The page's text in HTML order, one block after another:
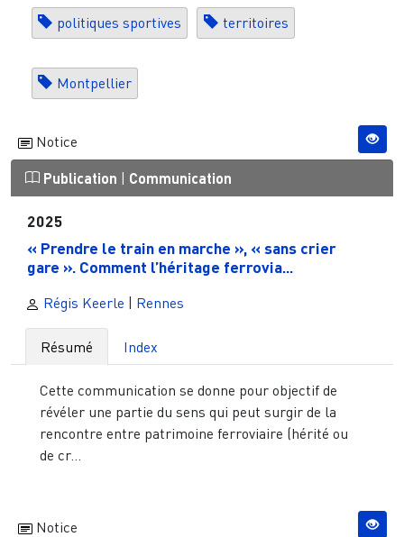
politiques sportives territoires
Montpellier
Notice
Publication | Communication
2025
« Prendre le train en marche », « sans crier
gare ». Comment l’héritage ferrovia...
Régis Keerle | Rennes
Résumé Index
Cette communication se donne pour objectif de
révéler une partie du sens qui peut surgir de la
rencontre entre patrimoine ferroviaire (hérité ou
de cr...
Notice